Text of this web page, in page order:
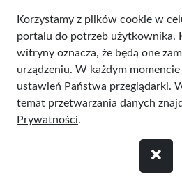
Korzystamy z plików cookie w
portalu do potrzeb użytkownika.
witryny oznacza, że będą one
urządzeniu. W każdym
ustawień Państwa przeglądarki.
temat przetwarzania danych
Prywatności.